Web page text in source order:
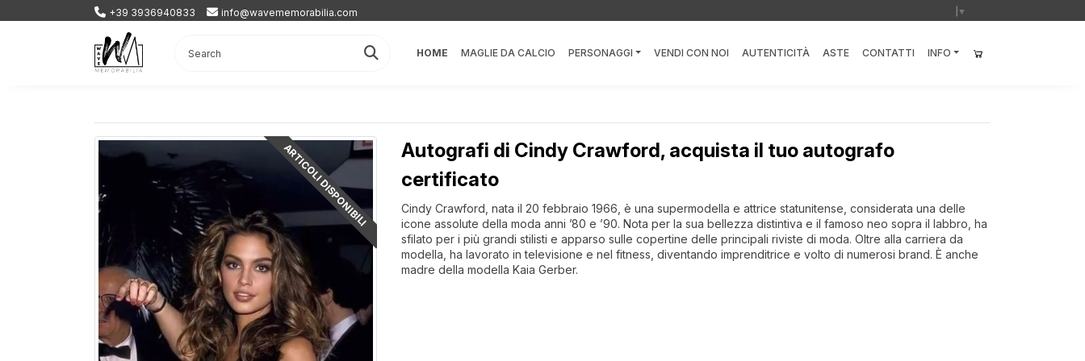
+39 3936940833 info@wavememorabilia.com ▼
HOME MAGLIE DA CALCIO PERSONAGGI VENDI CON NOI AUTENTICITÀ ASTE CONTATTI INFO
ARTICOLI DISPONIBILI
Autografi di Cindy Crawford, acquista il tuo autografo
certificato
Cindy Crawford, nata il 20 febbraio 1966, è una supermodella e attrice statunitense, considerata una delle
icone assolute della moda anni ’80 e ’90. Nota per la sua bellezza distintiva e il famoso neo sopra il labbro, ha
sfilato per i più grandi stilisti e apparso sulle copertine delle principali riviste di moda. Oltre alla carriera da
modella, ha lavorato in televisione e nel fitness, diventando imprenditrice e volto di numerosi brand. È anche
madre della modella Kaia Gerber.